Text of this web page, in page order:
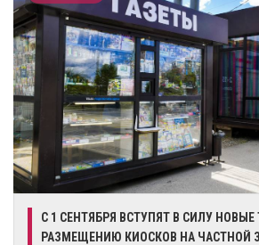
​С 1 СЕНТЯБРЯ ВСТУПЯТ В СИЛУ НОВЫЕ
РАЗМЕЩЕНИЮ КИОСКОВ НА ЧАСТНОЙ